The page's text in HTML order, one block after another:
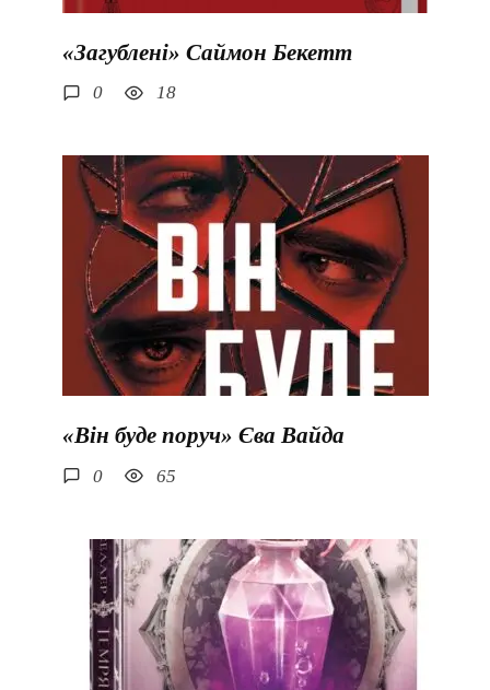
«Загублені» Саймон Бекетт
0 18
«Він буде поруч» Єва Вайда
0 65